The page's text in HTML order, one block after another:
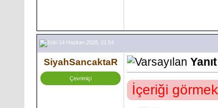
14 Haziran 2026, 21:54
SiyahSancaktaR
Çevrimiçi
İçeriği